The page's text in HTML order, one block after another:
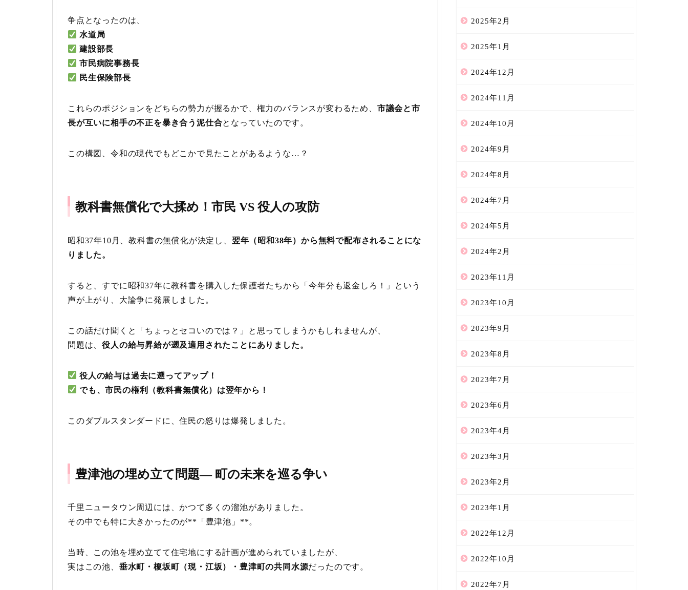
争点となったのは、
水道局
建設部長
市民病院事務長
民生保険部長
これらのポジションをどちらの勢力が握るかで、権力のバランスが変わるため、 市議会と市
長が互いに相手の不正を暴き合う泥仕合となっていたのです。
この構図、令和の現代でもどこかで見たことがあるような…？
教科書無償化で大揉め！市民 VS 役人の攻防
昭和37年10月、教科書の無償化が決定し、 翌年（昭和38年）から無料で配布されることにな
りました。
すると、すでに昭和37年に教科書を購入した保護者たちから「今年分も返金しろ！」という
声が上がり、大論争に発展しました。
この話だけ聞くと「ちょっとセコいのでは？」と思ってしまうかもしれませんが、
問題は、役人の給与昇給が遡及適用されたことにありました。
役人の給与は過去に遡ってアップ！
でも、市民の権利（教科書無償化）は翌年から！
このダブルスタンダードに、住民の怒りは爆発しました。
豊津池の埋め立て問題— 町の未来を巡る争い
千里ニュータウン周辺には、かつて多くの溜池がありました。
その中でも特に大きかったのが**「豊津池」**。
当時、この池を埋め立てて住宅地にする計画が進められていましたが、
実はこの池、 垂水町・榎坂町（現・江坂）・豊津町の共同水源だったのです。
2025年2月
2025年1月
2024年12月
2024年11月
2024年10月
2024年9月
2024年8月
2024年7月
2024年5月
2024年2月
2023年11月
2023年10月
2023年9月
2023年8月
2023年7月
2023年6月
2023年4月
2023年3月
2023年2月
2023年1月
2022年12月
2022年10月
2022年7月